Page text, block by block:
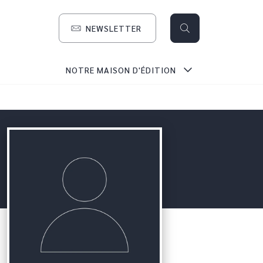
NEWSLETTER
NOTRE MAISON D'ÉDITION